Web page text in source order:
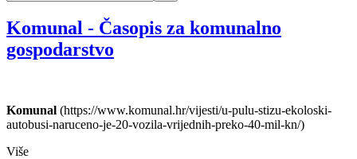
Komunal - Časopis za komunalno
gospodarstvo
Komunal (https://www.komunal.hr/vijesti/u-pulu-stizu-ekoloski-
autobusi-naruceno-je-20-vozila-vrijednih-preko-40-mil-kn/)
Više